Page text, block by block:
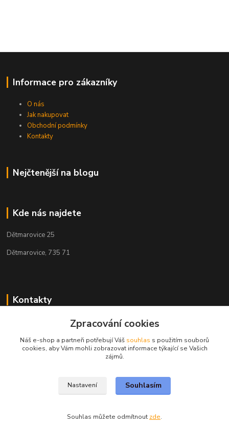
Informace pro zákazníky
O nás
Jak nakupovat
Obchodní podmínky
Kontakty
Nejčtenější na blogu
Kde nás najdete
Dětmarovice 25
Dětmarovice, 735 71
Kontakty
+420 731 444 327
obchod@volak.net
Zpracování cookies
Náš e-shop a partneři potřebují Váš souhlas s použitím souborů
cookies, aby Vám mohli zobrazovat informace týkající se Vašich
zájmů.
Nastavení Souhlasím
Souhlas můžete odmítnout zde.